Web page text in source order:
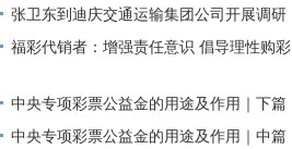
张卫东到迪庆交通运输集团公司开展调研
福彩代销者：增强责任意识 倡导理性购彩
中央专项彩票公益金的用途及作用｜下篇
中央专项彩票公益金的用途及作用｜中篇